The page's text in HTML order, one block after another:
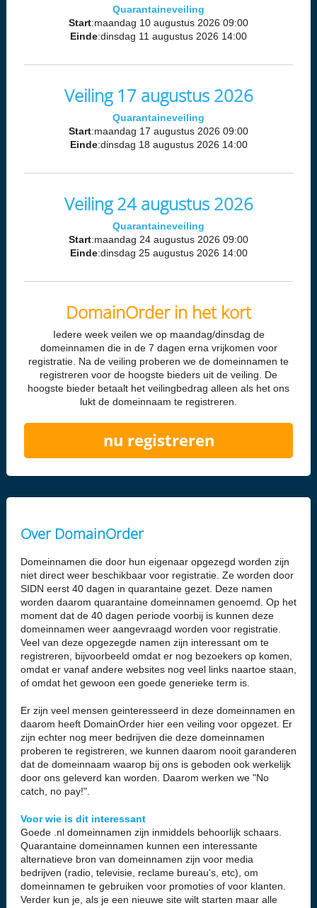
Quarantaineveiling
Start:maandag 10 augustus 2026 09:00
Einde:dinsdag 11 augustus 2026 14:00
Veiling 17 augustus 2026
Quarantaineveiling
Start:maandag 17 augustus 2026 09:00
Einde:dinsdag 18 augustus 2026 14:00
Veiling 24 augustus 2026
Quarantaineveiling
Start:maandag 24 augustus 2026 09:00
Einde:dinsdag 25 augustus 2026 14:00
DomainOrder in het kort
Iedere week veilen we op maandag/dinsdag de
domeinnamen die in de 7 dagen erna vrijkomen voor
registratie. Na de veiling proberen we de domeinnamen te
registreren voor de hoogste bieders uit de veiling. De
hoogste bieder betaalt het veilingbedrag alleen als het ons
lukt de domeinnaam te registreren.
nu registreren
Over DomainOrder
Domeinnamen die door hun eigenaar opgezegd worden zijn
niet direct weer beschikbaar voor registratie. Ze worden door
SIDN eerst 40 dagen in quarantaine gezet. Deze namen
worden daarom quarantaine domeinnamen genoemd. Op het
moment dat de 40 dagen periode voorbij is kunnen deze
domeinnamen weer aangevraagd worden voor registratie.
Veel van deze opgezegde namen zijn interessant om te
registreren, bijvoorbeeld omdat er nog bezoekers op komen,
omdat er vanaf andere websites nog veel links naartoe staan,
of omdat het gewoon een goede generieke term is.
Er zijn veel mensen geinteresseerd in deze domeinnamen en
daarom heeft DomainOrder hier een veiling voor opgezet. Er
zijn echter nog meer bedrijven die deze domeinnamen
proberen te registreren, we kunnen daarom nooit garanderen
dat de domeinnaam waarop bij ons is geboden ook werkelijk
door ons geleverd kan worden. Daarom werken we "No
catch, no pay!".
Voor wie is dit interessant
Goede .nl domeinnamen zijn inmiddels behoorlijk schaars.
Quarantaine domeinnamen kunnen een interessante
alternatieve bron van domeinnamen zijn voor media
bedrijven (radio, televisie, reclame bureau's, etc), om
domeinnamen te gebruiken voor promoties of voor klanten.
Verder kun je, als je een nieuwe site wilt starten maar alle